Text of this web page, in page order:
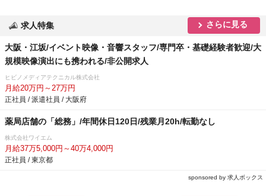
求人特集 さらに見る
大阪・江坂/イベント映像・音響スタッフ/専門卒・基礎経験者歓迎/大
規模映像演出にも携われる/非公開求人
ヒビノメディアテクニカル株式会社
月給20万円～27万円
正社員 / 派遣社員 / 大阪府
薬局店舗の「総務」/年間休日120日/残業月20h/転勤なし
株式会社ワイエム
月給37万5,000円～40万4,000円
正社員 / 東京都
sponsored by 求人ボックス